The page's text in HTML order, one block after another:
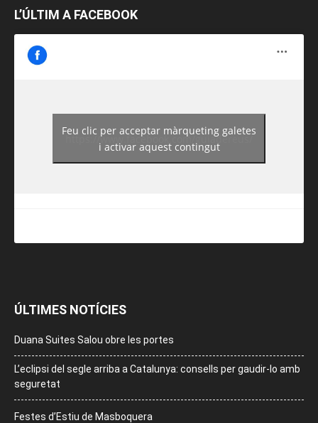
L’ÚLTIM A FACEBOOK
https://www.facebook.com/guiadereus/
Feu clic per acceptar màrqueting galetes
i activar aquest contingut
ÚLTIMES NOTÍCIES
Duana Suites Salou obre les portes
L’eclipsi del segle arriba a Catalunya: consells per gaudir-lo amb
seguretat
Festes d’Estiu de Masboquera